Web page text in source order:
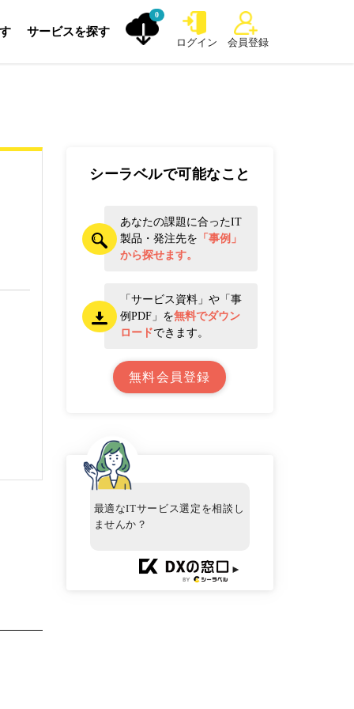
サービスを探す
0
ログイン 会員登録
シーラベルで可能なこと
あなたの課題に合ったIT
製品・発注先を 「事例」
から探せます。
「サービス資料」や「事
例PDF」を無料でダウン
ロードできます。
無料会員登録
最適なITサービス選定を相談し
ませんか？
►